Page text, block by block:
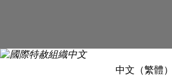
中文（繁體）
內